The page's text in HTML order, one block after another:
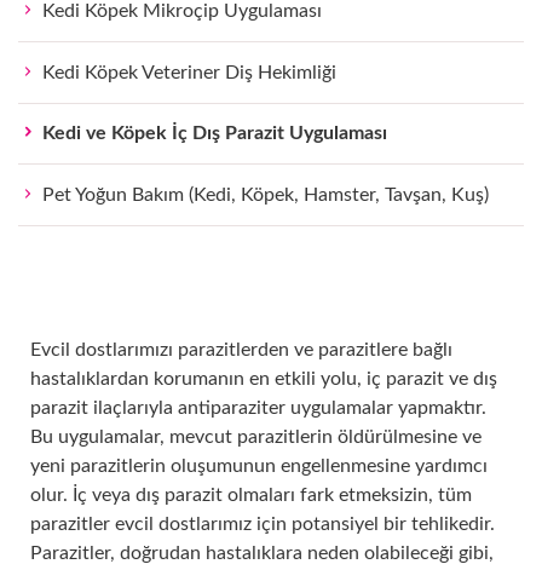
Parazit
Kedi Köpek Mikroçip Uygulaması
Kedi Köpek Veteriner Diş Hekimliği
Kedi ve Köpek İç Dış Parazit Uygulaması
Pet Yoğun Bakım (Kedi, Köpek, Hamster, Tavşan, Kuş)
Evcil dostlarımızı parazitlerden ve parazitlere bağlı
hastalıklardan korumanın en etkili yolu, iç parazit ve dış
parazit ilaçlarıyla antiparaziter uygulamalar yapmaktır.
Bu uygulamalar, mevcut parazitlerin öldürülmesine ve
yeni parazitlerin oluşumunun engellenmesine yardımcı
olur. İç veya dış parazit olmaları fark etmeksizin, tüm
parazitler evcil dostlarımız için potansiyel bir tehlikedir.
Parazitler, doğrudan hastalıklara neden olabileceği gibi,